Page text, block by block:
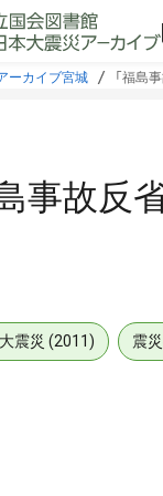
ーカイブ宮城 「福島
島事故反
震災 (2011) 震